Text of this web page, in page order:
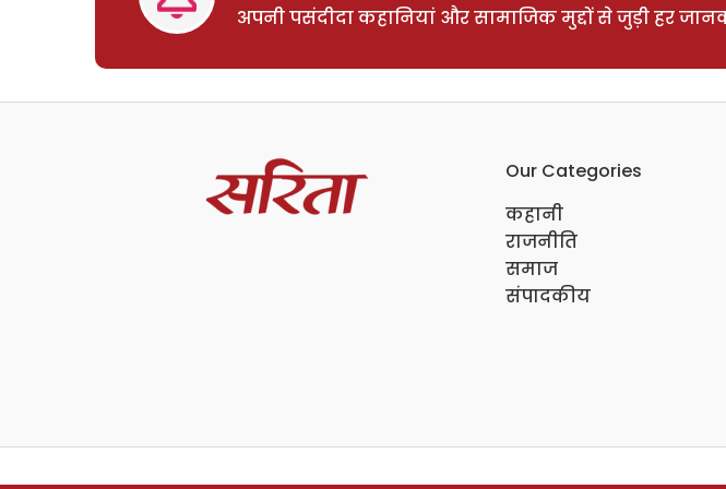
अपनी पसंदीदा कहानियां और सामाजिक मुद्दों से जुड़ी हर
Our Categories
कहानी
राजनीति
समाज
संपादकीय